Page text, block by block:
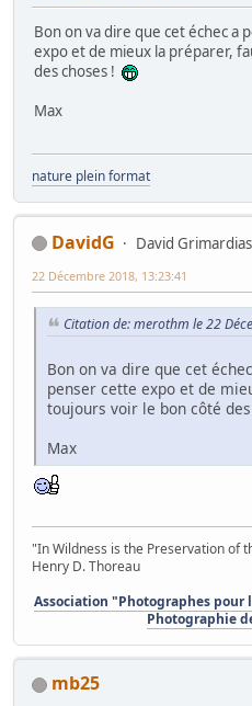
Bon on va dire que cet échec a
expo et de mieux la préparer,
des choses !
Max
nature plein format
DavidG David Grimardias
22 Décembre 2018, 13:23:41
Citation de: merothm le 22
Bon on va dire que cet
penser cette expo et de
toujours voir le bon côté
Max
"In Wildness is the Preservation of
Henry D. Thoreau
Association "Photographes
Photographie
mb25